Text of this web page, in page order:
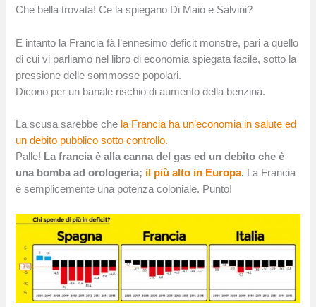
Che bella trovata! Ce la spiegano Di Maio e Salvini?
E intanto la Francia fà l’ennesimo deficit monstre, pari a quello
di cui vi parliamo nel libro di economia spiegata facile, sotto la
pressione delle sommosse popolari.
Dicono per un banale rischio di aumento della benzina.
La scusa sarebbe che la Francia ha un’economia in salute ed
un debito pubblico sotto controllo.
Palle! La francia è alla canna del gas ed un debito che è
una bomba ad orologeria; il più alto in Europa. La Francia
è semplicemente una potenza coloniale. Punto!